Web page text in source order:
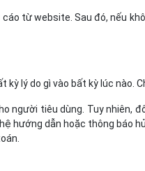
từ website. Sau đó, nếu
lý do gì vào bất kỳ lúc
người tiêu dùng. Tuy nhiên,
hướng dẫn hoặc thông báo